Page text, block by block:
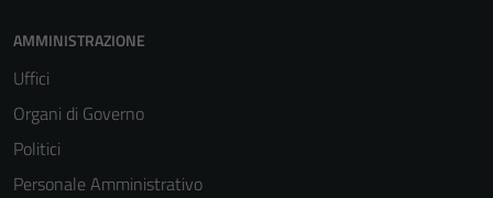
AMMINISTRAZIONE
Uffici
Organi di Governo
Politici
Personale Amministrativo